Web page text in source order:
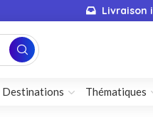
Livraison
Destinations Thématiques